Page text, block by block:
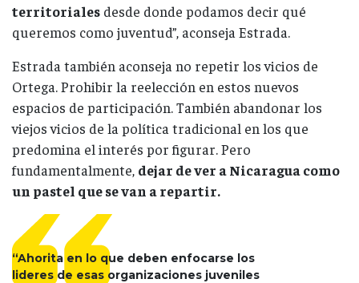
territoriales desde donde podamos decir qué
queremos como juventud”, aconseja Estrada.
Estrada también aconseja no repetir los vicios de
Ortega. Prohibir la reelección en estos nuevos
espacios de participación. También abandonar los
viejos vicios de la política tradicional en los que
predomina el interés por figurar. Pero
fundamentalmente, dejar de ver a Nicaragua como
un pastel que se van a repartir.
“Ahorita en lo que deben enfocarse los
lideres de esas organizaciones juveniles